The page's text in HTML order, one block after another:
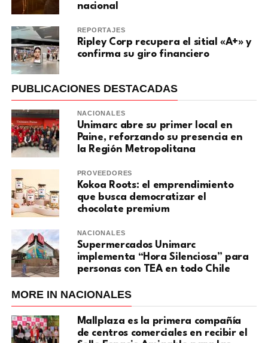
nacional
REPORTAJES
Ripley Corp recupera el sitial «A+» y
confirma su giro financiero
PUBLICACIONES DESTACADAS
NACIONALES
Unimarc abre su primer local en
Paine, reforzando su presencia en
la Región Metropolitana
PROVEEDORES
Kokoa Roots: el emprendimiento
que busca democratizar el
chocolate premium
NACIONALES
Supermercados Unimarc
implementa “Hora Silenciosa” para
personas con TEA en todo Chile
MORE IN NACIONALES
Mallplaza es la primera compañía
de centros comerciales en recibir el